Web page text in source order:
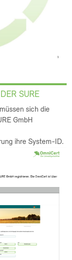
SURE
sich die
GmbH
ihre System-ID.